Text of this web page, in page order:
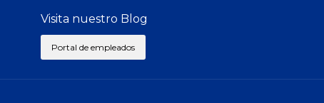
Visita nuestro Blog
Portal de empleados